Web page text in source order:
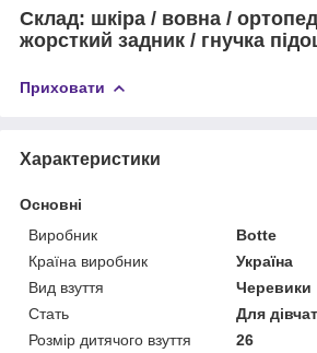
Склад: шкіра / вовна /
жорсткий задник / гнучка
Приховати
Характеристики
Основні
Виробник
Botte
Країна виробник
Україна
Вид взуття
Черевики
Стать
Для
Розмір дитячого взуття
26